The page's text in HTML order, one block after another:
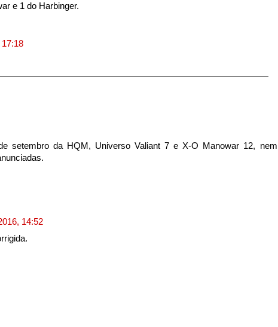
e 1 do Harbinger.
17:18
setembro da HQM, Universo Valiant 7 e X-O Manowar 12, nem
14:52